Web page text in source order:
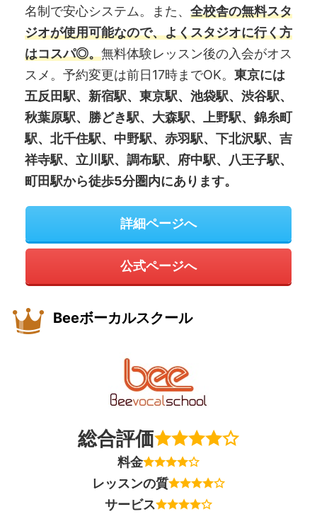
名制で安心システム。また、 全校舎の無料スタ
ジオが使用可能なので、よくスタジオに行く方
はコスパ◎。無料体験レッスン後の入会がオス
スメ。予約変更は前日17時までOK。 東京には
五反田駅、新宿駅、東京駅、池袋駅、渋谷駅、
秋葉原駅、勝どき駅、大森駅、上野駅、錦糸町
駅、北千住駅、中野駅、赤羽駅、下北沢駅、吉
祥寺駅、立川駅、調布駅、府中駅、八王子駅、
町田駅から徒歩5分圏内にあります。
詳細ページへ
公式ページへ
Beeボーカルスクール
総合評価
料金
レッスンの質
サービス